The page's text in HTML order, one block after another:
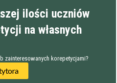
ilości uczniów
na własnych
zainteresowanych korepetycjami?